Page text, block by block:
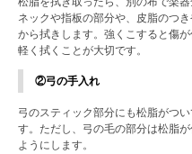
ネックや指板の部分や、皮脂のつ
から拭きします。強くこすると傷
軽く拭くことが大切です。
②弓の手入れ
弓のスティック部分にも松脂がつ
す。ただし、弓の毛の部分は松脂
ようにします。